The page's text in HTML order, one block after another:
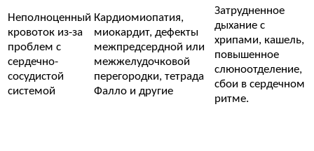
Неполноценный
кровоток из-за
проблем с
сердечно-
сосудистой
системой
Кардиомиопатия,
миокардит, дефекты
межпредсердной или
межжелудочковой
перегородки, тетрада
Фалло и другие
Затрудненное
дыхание с
хрипами, кашель,
повышенное
слюноотделение,
сбои в сердечном
ритме.